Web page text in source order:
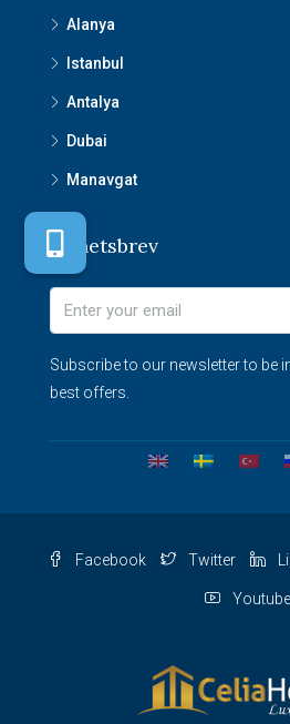
Alanya
Istanbul
Antalya
Dubai
Manavgat
Nyhetsbrev
Subscribe to our newsletter to be
best offers.
Facebook Twitter
Youtube